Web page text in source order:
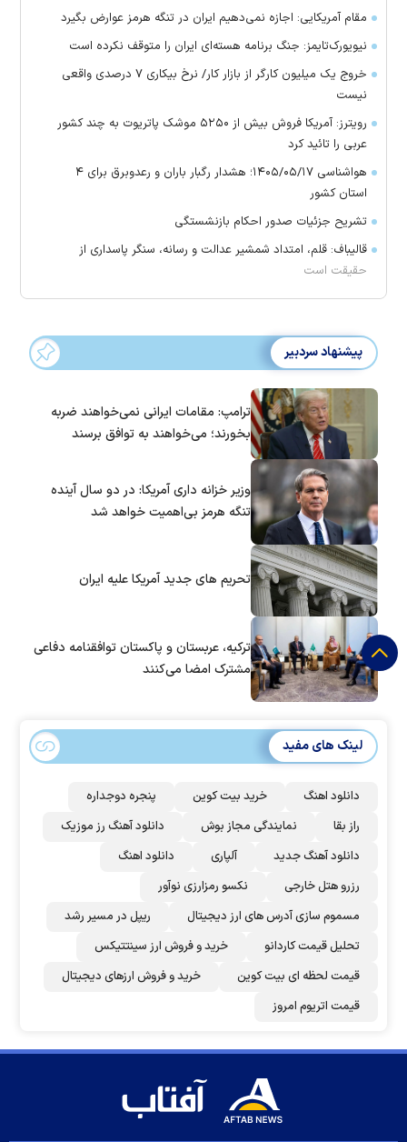
مقام آمریکایی: اجازه نمی‌دهیم ایران در تنگه هرمز عوارض بگیرد
نیویورک‌تایمز: جنگ برنامه هسته‌ای ایران را متوقف نکرده است
خروج یک میلیون کارگر از بازار کار/ نرخ بیکاری ۷ درصدی واقعی
نیست
رویترز: آمریکا فروش بیش از ۵۲۵۰ موشک پاتریوت به چند کشور
عربی را تائید کرد
هواشناسی ۱۴۰۵/۰۵/۱۷؛ هشدار رگبار باران و رعدوبرق برای ۴
استان کشور
تشریح جزئیات صدور احکام بازنشستگی
قالیباف: قلم، امتداد شمشیر عدالت و رسانه، سنگر پاسداری از
حقیقت است
پیشنهاد سردبیر
ترامپ: مقامات ایرانی نمی‌خواهند ضربه
بخورند؛ می‌خواهند به توافق برسند
وزیر خزانه داری آمریکا: در دو سال آینده
تنگه هرمز بی‌اهمیت خواهد شد
تحریم های جدید آمریکا علیه ایران
ترکیه، عربستان و پاکستان توافقنامه دفاعی
مشترک امضا می‌کنند
لینک های مفید
دانلود اهنگ خرید بیت کوین
پنجره دوجداره
راز بقا
نمایندگی مجاز بوش
دانلود آهنگ رز‌ موزیک
دانلود آهنگ جدید
آلپاری
دانلود اهنگ
رزرو هتل خارجی
نکسو رمزارزی نوآور
مسموم سازی آدرس های ارز دیجیتال
ریپل در مسیر رشد
تحلیل قیمت کاردانو
خرید و فروش ارز سینتتیکس
قیمت لحظه ای بیت کوین
خرید و فروش ارزهای دیجیتال
قیمت اتریوم امروز